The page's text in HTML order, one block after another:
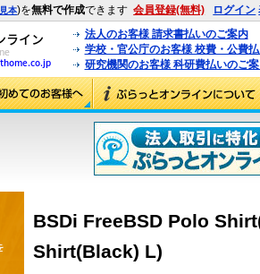
見本)を無料で作成できます 会員登録(無料) ログイン
法人のお客様 請求書払いのご案内
学校・官公庁のお客様 校費・公費
研究機関のお客様 科研費払いのご
BSDi FreeBSD Polo
Shirt(Black) L)